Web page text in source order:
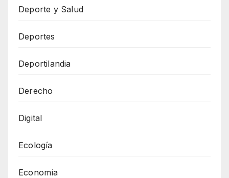
Deporte y Salud
Deportes
Deportilandia
Derecho
Digital
Ecología
Economía